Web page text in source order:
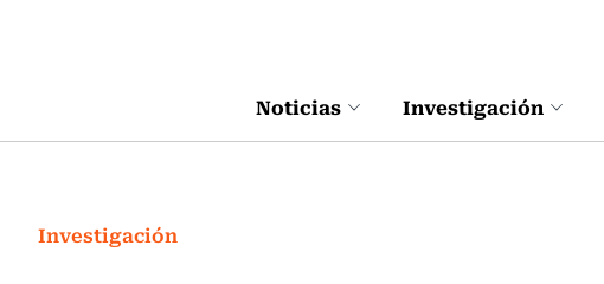
Noticias Investigación
Investigación